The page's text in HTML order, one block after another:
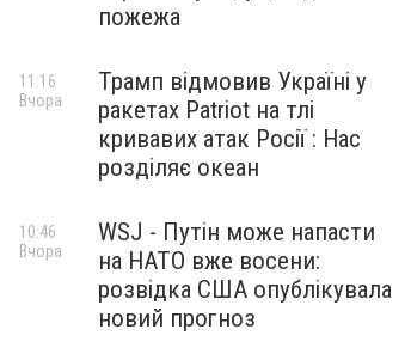
пожежа
Трамп відмовив Україні у
ракетах Patriot на тлі
кривавих атак Росії : Нас
розділяє океан
11:16
Вчора
WSJ - Путін може напасти
на НАТО вже восени:
розвідка США опублікувала
новий прогноз
10:46
Вчора